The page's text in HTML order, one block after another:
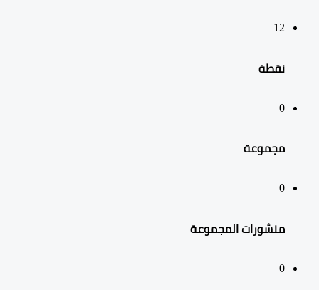
مجموعة
منشورات المجموعة